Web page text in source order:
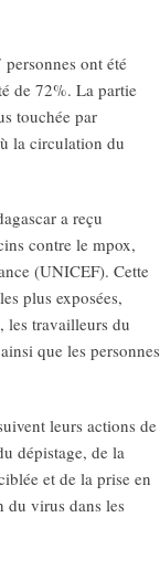
ont été
de 72%. La partie
touchée par
la circulation du
a reçu
contre le mpox,
(UNICEF). Cette
plus exposées,
les travailleurs du
que les personnes
leurs actions de
dépistage, de la
et de la prise en
du virus dans les